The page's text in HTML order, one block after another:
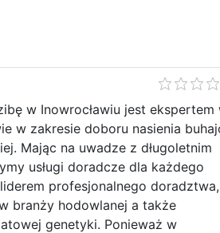
w Inowrocławiu jest ekspertem
w zakresie doboru nasienia
Mając na uwadze z długoletnim
usługi doradcze dla każdego
profesjonalnego doradztwa,
branży hodowlanej a także
genetyki. Ponieważ w